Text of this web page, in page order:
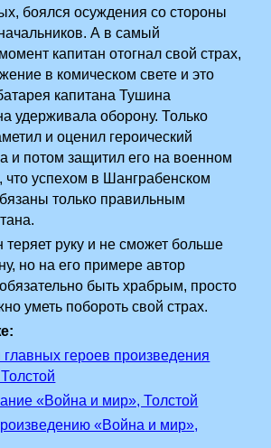
боялся осуждения со стороны
А в самый
капитан отогнал свой страх,
в комическом свете и это
капитана Тушина
удерживала оборону. Только
и оценил героический
и потом защитил его на военном
что успехом в Шанграбенском
только правильным
руку и не сможет больше
но на его примере автор
быть храбрым, просто
уметь побороть свой страх.
главных героев произведения
«Война и мир», Толстой
«Война и мир»,